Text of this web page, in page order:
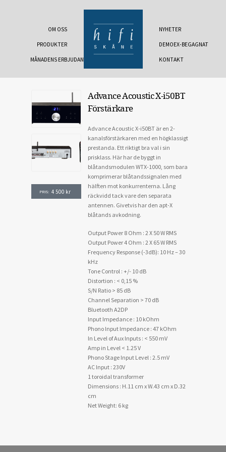
OM OSS
PRODUKTER
MÅNADENS ERBJUDANDE
NYHETER
DEMOEX-BEGAGNAT
KONTAKT
PRIS: 4 500 kr
Advance Acoustic X-i50BT
Förstärkare
Advance Acoustic X-i50BT är en 2-
kanalsförstärkaren med en högklassigt
prestanda. Ett riktigt bra val i sin
prisklass. Här har de byggt in
blåtandsmodulen WTX-1000, som bara
komprimerar blåtandssignalen med
hälften mot konkurrenterna. Lång
räckvidd tack vare den separata
antennen. Givetvis har den apt-X
blåtands avkodning.
Output Power 8 Ohm : 2 X 50 W RMS
Output Power 4 Ohm : 2 X 65 W RMS
Frequency Response (-3dB): 10 Hz – 30
kHz
Tone Control : +/- 10 dB
Distortion : < 0,15 %
S/N Ratio > 85 dB
Channel Separation > 70 dB
Bluetooth A2DP
Input Impedance : 10 kOhm
Phono Input Impedance : 47 kOhm
In Level of Aux Inputs : < 550 mV
Amp in Level < 1.25 V
Phono Stage Input Level : 2.5 mV
AC Input : 230V
1 toroidal transformer
Dimensions : H.11 cm x W.43 cm x D.32
cm
Net Weight: 6 kg